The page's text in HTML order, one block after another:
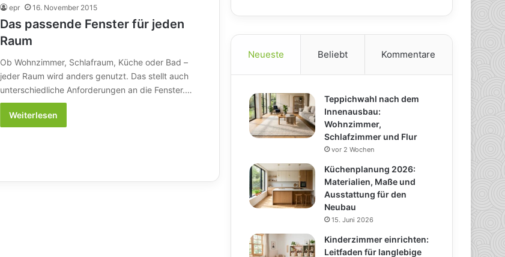
epr 16. November 2015
Das passende Fenster für jeden
Raum
Ob Wohnzimmer, Schlafraum, Küche oder Bad –
jeder Raum wird anders genutzt. Das stellt auch
unterschiedliche Anforderungen an die Fenster.…
Weiterlesen
Neueste Beliebt Kommentare
Teppichwahl nach dem
Innenausbau:
Wohnzimmer,
Schlafzimmer und Flur
vor 2 Wochen
Küchenplanung 2026:
Materialien, Maße und
Ausstattung für den
Neubau
15. Juni 2026
Kinderzimmer einrichten:
Leitfaden für langlebige